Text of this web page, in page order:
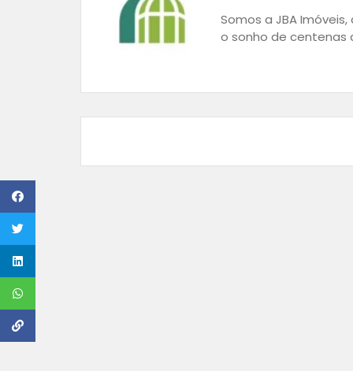
Somos a JBA
o sonho de centenas